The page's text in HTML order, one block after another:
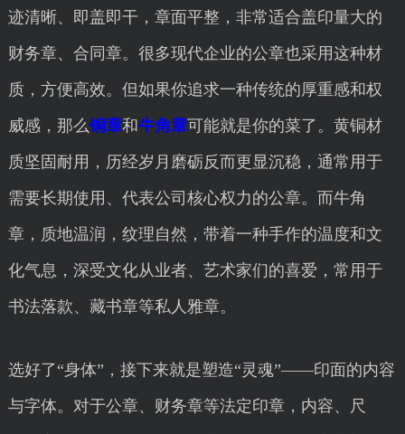
迹清晰、即盖即干，章面平整，非常适合盖印量大的
财务章、合同章。很多现代企业的公章也采用这种材
质，方便高效。但如果你追求一种传统的厚重感和权
威感，那么铜章和牛角章可能就是你的菜了。黄铜材
质坚固耐用，历经岁月磨砺反而更显沉稳，通常用于
需要长期使用、代表公司核心权力的公章。而牛角
章，质地温润，纹理自然，带着一种手作的温度和文
化气息，深受文化从业者、艺术家们的喜爱，常用于
书法落款、藏书章等私人雅章。
选好了“身体”，接下来就是塑造“灵魂”——印面的内容
与字体。对于公章、财务章等法定印章，内容、尺